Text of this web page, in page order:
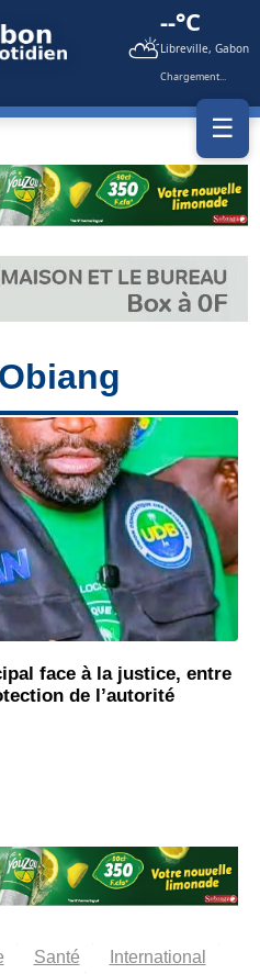
⛅
--°C
Libreville, Gabon
Chargement...
☰
face à la justice, entre
de l’autorité
Santé
International